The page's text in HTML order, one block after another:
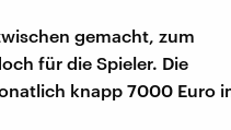
gemacht, zum
für die Spieler. Die
knapp 7000 Euro